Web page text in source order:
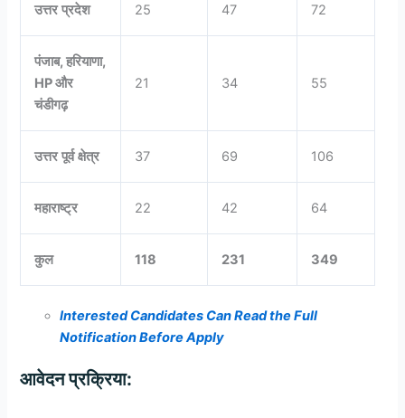
उत्तर प्रदेश 25 47 72
पंजाब,हरियाणा,
HPऔर
चंडीगढ़
21 34 55
उत्तर पूर्व क्षेत्र 37 69 106
महाराष्ट्र 22 42 64
कुल 118 231 349
Interested Candidates Can Read the Full
Notification Before Apply
आवेदन प्रक्रिया: